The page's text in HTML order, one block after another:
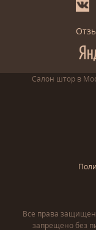
Салон штор в
Все права
запрещено без